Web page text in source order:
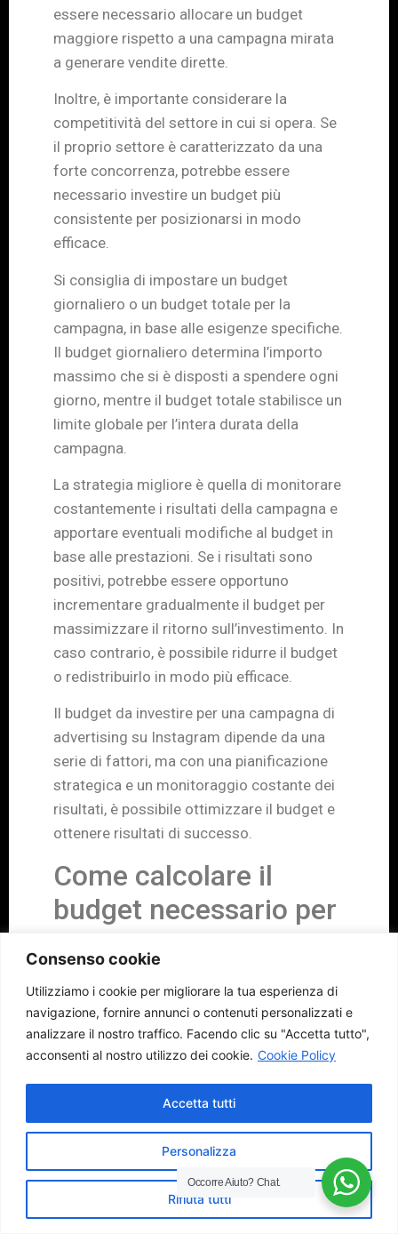
Consenso cookie
Utilizziamo i cookie per migliorare la tua esperienza di
navigazione, fornire annunci o contenuti personalizzati e
analizzare il nostro traffico. Facendo clic su "Accetta tutto",
acconsenti al nostro utilizzo dei cookie. Cookie Policy
Personalizza
Rifiuta tutti
Accetta tutti
essere necessario allocare un budget
maggiore rispetto a una campagna mirata
a generare vendite dirette.
Inoltre, è importante considerare la
competitività del settore in cui si opera. Se
il proprio settore è caratterizzato da una
forte concorrenza, potrebbe essere
necessario investire un budget più
consistente per posizionarsi in modo
efficace.
Si consiglia di impostare un budget
giornaliero o un budget totale per la
campagna, in base alle esigenze specifiche.
Il budget giornaliero determina l’importo
massimo che si è disposti a spendere ogni
giorno, mentre il budget totale stabilisce un
limite globale per l’intera durata della
campagna.
La strategia migliore è quella di monitorare
costantemente i risultati della campagna e
apportare eventuali modifiche al budget in
base alle prestazioni. Se i risultati sono
positivi, potrebbe essere opportuno
incrementare gradualmente il budget per
massimizzare il ritorno sull’investimento. In
caso contrario, è possibile ridurre il budget
o redistribuirlo in modo più efficace.
Il budget da investire per una campagna di
advertising su Instagram dipende da una
serie di fattori, ma con una pianificazione
strategica e un monitoraggio costante dei
risultati, è possibile ottimizzare il budget e
ottenere risultati di successo.
Come calcolare il
budget necessario per
una campagna di
advertising su
Instagram
Calcolare il budget necessario per una
essere un processo complesso. Ecco
alcuni passaggi da seguire per determinare
il budget adeguato per la tua campagna:
Stabilire gli obiettivi di business:
Occorre Aiuto?Chat.